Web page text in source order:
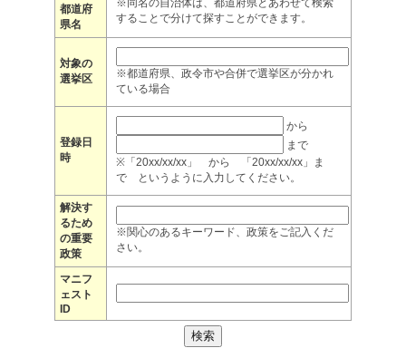
都道府
県名
※同名の自治体は、都道府県とあわせて検索
することで分けて探すことができます。
対象の
選挙区
※都道府県、政令市や合併で選挙区が分かれ
ている場合
登録日
時
から
まで
※「20xx/xx/xx」 から 「20xx/xx/xx」ま
で というように入力してください。
解決す
るため
の重要
政策
※関心のあるキーワード、政策をご記入くだ
さい。
マニフ
ェスト
ID